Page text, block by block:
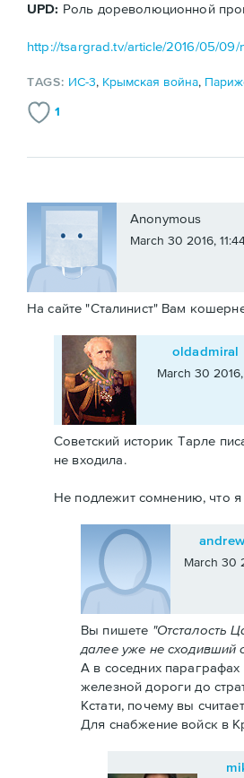
UPD: Роль дореволюционной
http://tsargrad.tv/article/2016/05/
TAGS: ИС-3, Крымская война,
1
Anonymous
March 30 2016,
На сайте "Сталинист" Вам
oldadmiral
March 30
Советский историк Тарле
не входила.
Не подлежит сомнению, что
March 30
Вы пишете "Отсталость
далее уже не сходивший
А в соседних
железной дороги до
Кстати, почему вы
Для снабжение войск в